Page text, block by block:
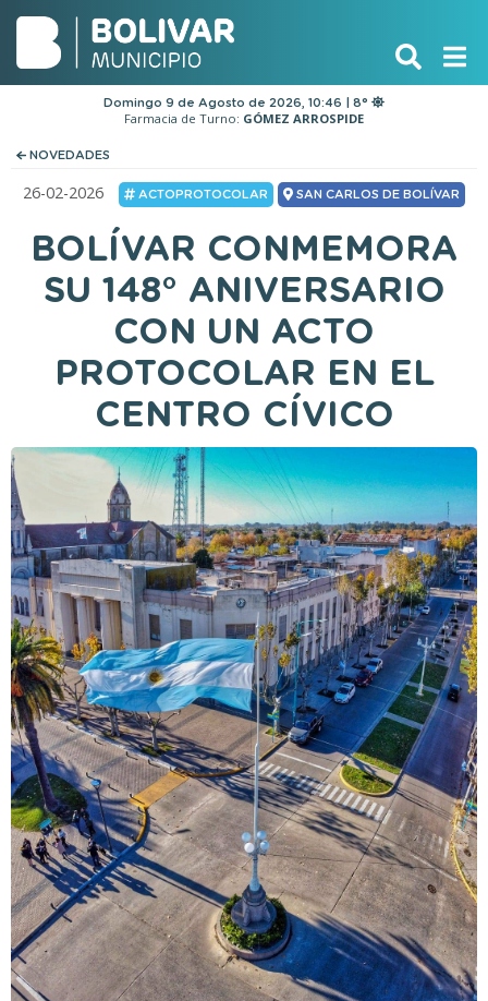
Domingo 9 de Agosto de 2026, 10:46 | 8°
Farmacia de Turno: GÓMEZ ARROSPIDE
NOVEDADES
26-02-2026 ACTOPROTOCOLAR SAN CARLOS DE BOLÍVAR
BOLÍVAR CONMEMORA
SU 148° ANIVERSARIO
CON UN ACTO
PROTOCOLAR EN EL
CENTRO CÍVICO